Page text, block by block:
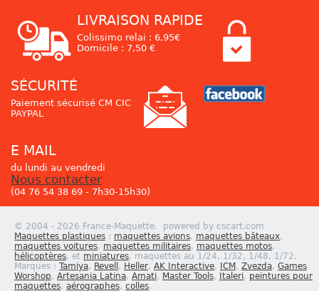
LIVRAISON RAPIDE
Colissimo relai : 6,95€
Domicile : 7,50 €
SÉCURITÉ
Paiement sécurisé CM CIC
PAYPAL
E MAIL
du lundi au vendredi
Nous contacter
(04 76 54 38 69 - 7h30-15h30)
© 2004 - 2026 France-Maquette. powered by cscart.com
Maquettes plastiques : maquettes avions, maquettes bâteaux,
maquettes voitures, maquettes militaires, maquettes motos,
hélicoptères, et miniatures, maquettes au 1/24, 1/32, 1/48, 1/72.
Marques : Tamiya, Revell , Heller, AK Interactive, ICM , Zvezda, Games
Worshop, Artesania Latina, Amati, Master Tools, Italeri, peintures pour
maquettes, aérographes, colles.